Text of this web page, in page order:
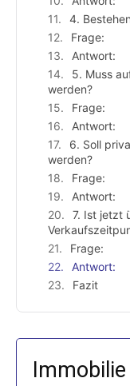
4.
Frage:
Antwort:
5. Muss
werden?
Frage:
Antwort:
6. Soll
werden?
Frage:
Antwort:
7. Ist jetzt
Frage:
Antwort:
Fazit